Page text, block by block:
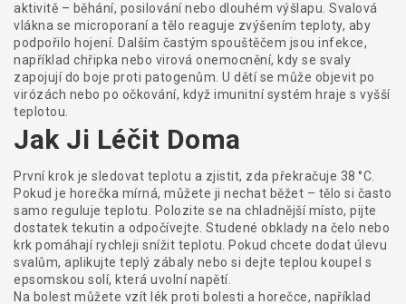
aktivitě – běhání, posilování nebo dlouhém výšlapu. Svalová
vlákna se microporaní a tělo reaguje zvýšením teploty, aby
podpořilo hojení. Dalším častým spouštěčem jsou infekce,
například chřipka nebo virová onemocnění, kdy se svaly
zapojují do boje proti patogenům. U dětí se může objevit po
virózách nebo po očkování, když imunitní systém hraje s vyšší
teplotou.
Jak Ji Léčit Doma
První krok je sledovat teplotu a zjistit, zda překračuje 38 °C.
Pokud je horečka mírná, můžete ji nechat běžet – tělo si často
samo reguluje teplotu. Polozite se na chladnější místo, pijte
dostatek tekutin a odpočívejte. Studené obklady na čelo nebo
krk pomáhají rychleji snížit teplotu. Pokud chcete dodat úlevu
svalům, aplikujte teplý zábaly nebo si dejte teplou koupel s
epsomskou solí, která uvolní napětí.
Na bolest můžete vzít lék proti bolesti a horečce, například